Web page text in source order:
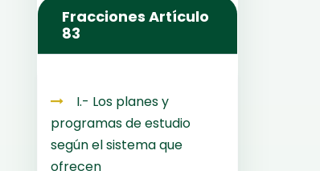
Fracciones Artículo
83
I.- Los planes y
programas de estudio
según el sistema que
ofrecen